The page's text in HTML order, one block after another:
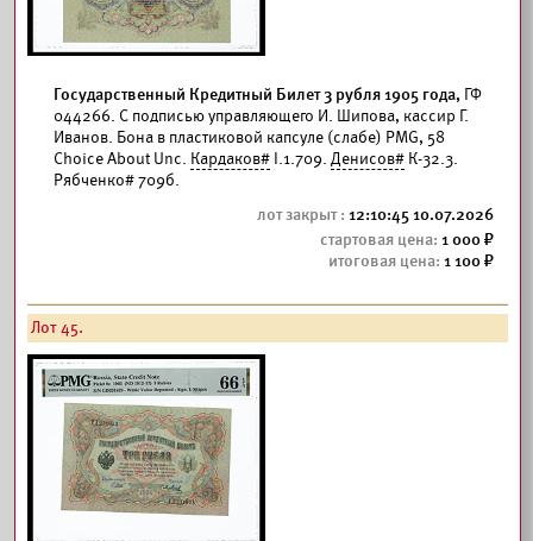
Государственный Кредитный Билет 3 рубля 1905 года, ГФ
044266. С подписью управляющего И. Шипова, кассир Г.
Иванов. Бона в пластиковой капсуле (слабе) PMG, 58
Choice About Unc. Кардаков# I.1.709. Денисов# К-32.3.
Рябченко# 709б.
12:10:45 10.07.2026
1 000
1 100
Лот 45.